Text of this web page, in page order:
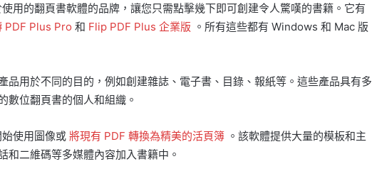
用的翻頁書軟體的品牌，讓您只需點擊幾下即可創建令人驚嘆的書籍。它有
PDF Plus Pro 和 Flip PDF Plus 企業版 。所有這些都有 Windows 和 Mac 版
品用於不同的目的，例如創建雜誌、電子書、目錄、報紙等。這些產品具有多
數位翻頁書的個人和組織。
使用圖像或 將現有 PDF 轉換為精美的活頁簿 。該軟體提供大量的模板和主
和二維碼等多媒體內容加入書籍中。